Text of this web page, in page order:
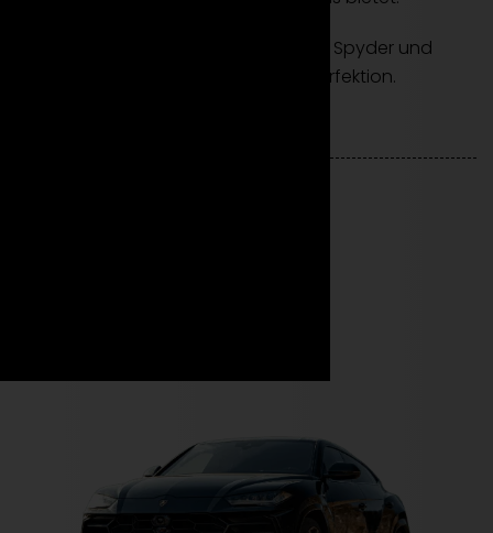
Mieten Sie den Lamborghini Huracan Spyder und
genießen Sie offenen Fahrspaß in Perfektion.